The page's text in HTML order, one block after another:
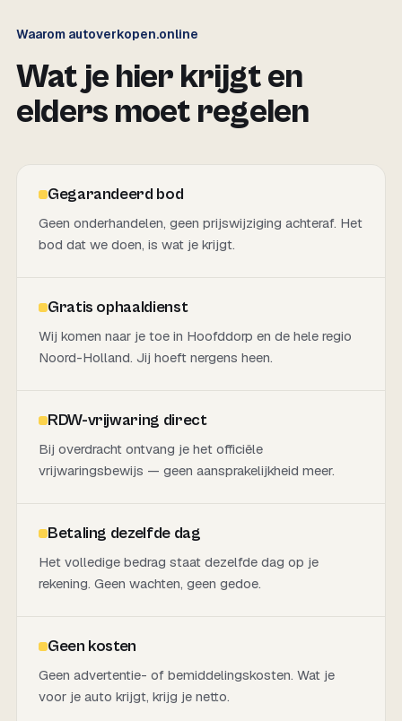
Waarom autoverkopen.online
Wat je hier krijgt en
elders moet regelen
Gegarandeerd bod
Geen onderhandelen, geen prijswijziging achteraf. Het
bod dat we doen, is wat je krijgt.
Gratis ophaaldienst
Wij komen naar je toe in Hoofddorp en de hele regio
Noord-Holland. Jij hoeft nergens heen.
RDW-vrijwaring direct
Bij overdracht ontvang je het officiële
vrijwaringsbewijs — geen aansprakelijkheid meer.
Betaling dezelfde dag
Het volledige bedrag staat dezelfde dag op je
rekening. Geen wachten, geen gedoe.
Geen kosten
Geen advertentie- of bemiddelingskosten. Wat je
voor je auto krijgt, krijg je netto.